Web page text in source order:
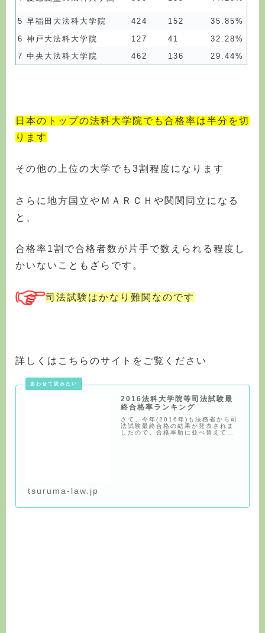
5 早稲田大法科大学院 424 152
35.85%
6 神戸大法科大学院 127 41
32.28%
7 中央大法科大学院 462 136 29.44%
日本のトップの法科大学院でも合格率は半分を切
ります
その他の上位の大学でも3割程度になります
さらに地方国立やＭＡＲＣＨや関関同立になる
と、
合格率1割で合格者数が片手で数えられる程度し
かいないこともざらです。
司法試験はかなり難関なのです
詳しくはこちらのサイトをご覧ください
2016法科大学院等司法試験最
終合格率ランキング
さて、今年(2016年)も法務省から司
法試験最終合格の結果が発表されま
したので、合格率順に並べ替えてみ
tsuruma-law.jp